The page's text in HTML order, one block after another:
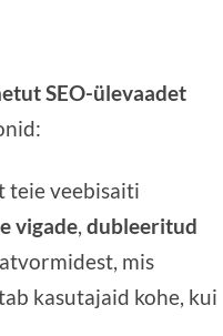
SEO-ülevaadet
teie veebisaiti
vigade ,dubleeritud
mis
kasutajaid kohe, kui